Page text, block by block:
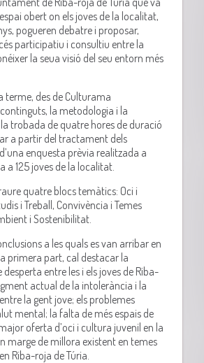
obert on els joves de la localitat,
pogueren debatre i proposar,
participatiu i consultiu entre la
la seua visió del seu entorn més
terme, des de Culturama
la metodologia i la
trobada de quatre hores de duració
a partir del tractament dels
enquesta prèvia realitzada a
a 125 joves de la localitat.
quatre blocs temàtics: Oci i
i Treball, Convivència i Temes
i Sostenibilitat.
a les quals es van arribar en
primera part, cal destacar la
entre les i els joves de Riba-
actual de la intolerància i la
la gent jove; els problemes
mental; la falta de més espais de
oferta d’oci i cultura juvenil en la
marge de millora existent en temes
Riba-roja de Túria.